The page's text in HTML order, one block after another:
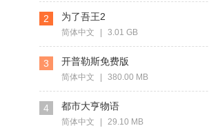
2 为了吾王2
简体中文 3.01 GB
3 开普勒斯免费版
简体中文 380.00 MB
4 都市大亨物语
简体中文 29.10 MB